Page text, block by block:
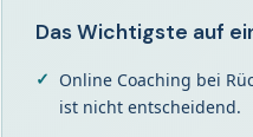
Das Wichtigste auf
Online Coaching bei
ist nicht entscheidend.